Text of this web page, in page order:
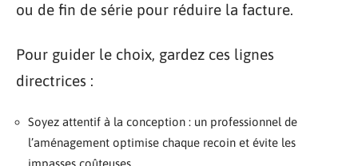
ou de fin de série pour réduire la facture.
Pour guider le choix, gardez ces lignes
directrices :
Soyez attentif à la conception : un professionnel de
l’aménagement optimise chaque recoin et évite les
impasses coûteuses.